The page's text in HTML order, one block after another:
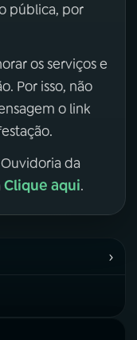
pública, por
os serviços e
Por isso, não
o link
da
Clique aqui.
›